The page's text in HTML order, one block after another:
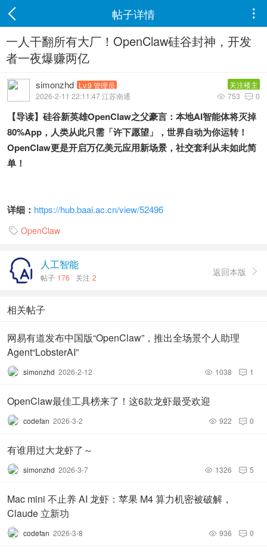
帖子详情 
一人干翻所有大厂！OpenClaw硅谷封神，开发
者一夜爆赚两亿
simonzhd Lv.9 管理员
关注楼主
2026-2-11 22:11:47 江苏南通
 0
 753
【导读】硅谷新英雄OpenClaw之父豪言：本地AI智能体将灭掉
80%App，人类从此只需「许下愿望」，世界自动为你运转！
OpenClaw更是开启万亿美元应用新场景，社交套利从未如此简
单！
详细： https://hub.baai.ac.cn/view/52496
 OpenClaw
人工智能
帖子 176 关注 2 返回本版 
相关帖子
网易有道发布中国版“OpenClaw”，推出全场景个人助理
Agent“LobsterAI”
simonzhd 2026-2-12  1
 1038
OpenClaw最佳工具榜来了！这6款龙虾最受欢迎
codefan 2026-3-2  0
 922
有谁用过大龙虾了～
simonzhd 2026-3-7  5
 1326
Mac mini 不止养 AI 龙虾：苹果 M4 算力机密被破解，
Claude 立新功
codefan 2026-3-8  0
 936